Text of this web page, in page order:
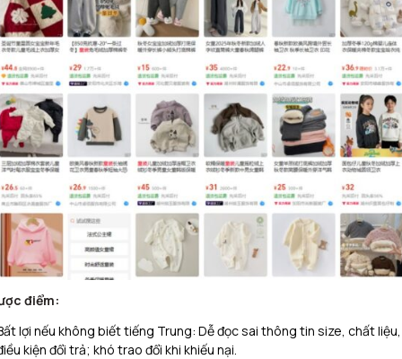
điểm:
lợi nếu không biết tiếng Trung: Dễ đọc sai thông tin size, chất liệu,
kiện đổi trả; khó trao đổi khi khiếu nại.​